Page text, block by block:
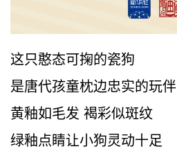
这只憨态可掬的瓷狗
是唐代孩童枕边忠实的玩伴
黄釉如毛发 褐彩似斑纹
绿釉点睛让小狗灵动十足